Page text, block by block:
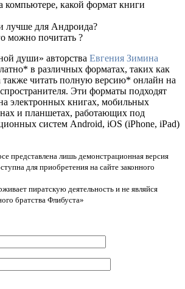
компьютере, какой формат книги
лучше для Андроида?
можно почитать ?
души» авторства Евгения Зимина
в различных форматах, таких как
также читать полную версию* онлайн на
Эти форматы подходят
электронных книгах, мобильных
и планшетах, работающих под
систем Android, iOS (iPhone, iPad)
представлена лишь демонстрационная версия
для приобретения на сайте законного
пиратскую деятельность и не являйся
братства Флибуста»